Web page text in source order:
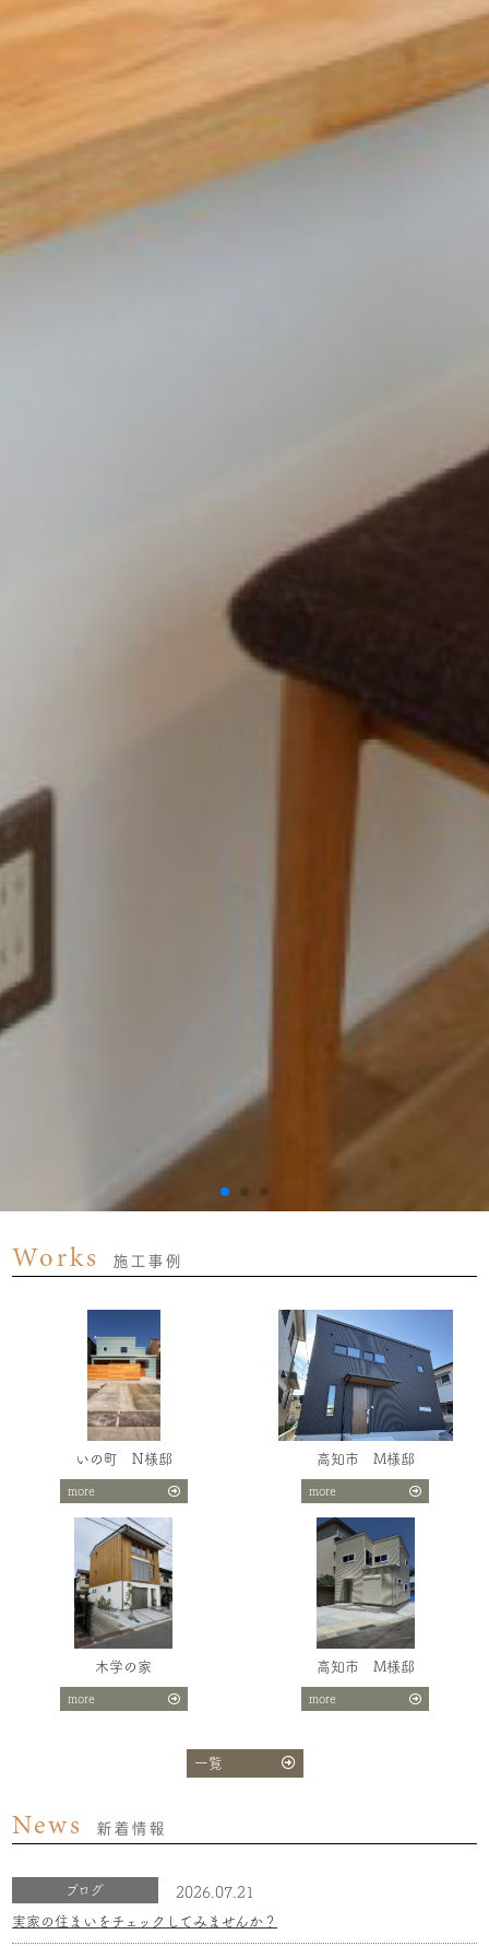
Works 施工事例
いの町 N様邸
more
高知市 M様邸
more
木学の家
more
高知市 M様邸
more
一覧
News 新着情報
ブログ 2026.07.21
実家の住まいをチェックしてみませんか？